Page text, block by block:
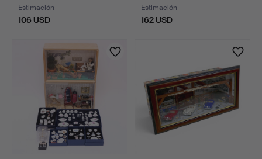
Estimación
106 USD
Estimación
162 USD